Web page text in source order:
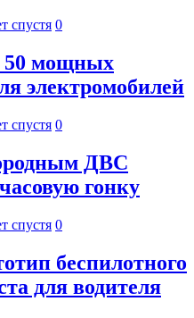
спустя 0
50 мощных
электромобилей
спустя 0
ДВС
гонку
спустя 0
беспилотного
для водителя